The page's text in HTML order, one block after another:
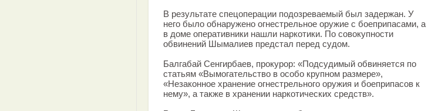
В результате спецоперации подозреваемый был задержан. У
него было обнаружено огнестрельное оружие с боеприпасами, а
в доме оперативники нашли наркотики. По совокупности
обвинений Шымалиев предстал перед судом.
Балгабай Сенгирбаев, прокурор: «Подсудимый обвиняется по
статьям «Вымогательство в особо крупном размере»,
«Незаконное хранение огнестрельного оружия и боеприпасов к
нему», а также в хранении наркотических средств».